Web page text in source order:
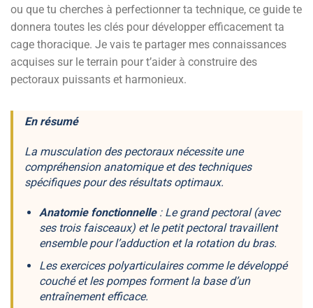
ou que tu cherches à perfectionner ta technique, ce guide te
donnera toutes les clés pour développer efficacement ta
cage thoracique. Je vais te partager mes connaissances
acquises sur le terrain pour t’aider à construire des
pectoraux puissants et harmonieux.
En résumé
La musculation des pectoraux nécessite une
compréhension anatomique et des techniques
spécifiques pour des résultats optimaux.
Anatomie fonctionnelle: Le grand pectoral (avec
ses trois faisceaux) et le petit pectoral travaillent
ensemble pour l’adduction et la rotation du bras.
Les exercices polyarticulairescomme le développé
couché et les pompes forment la base d’un
entraînement efficace.